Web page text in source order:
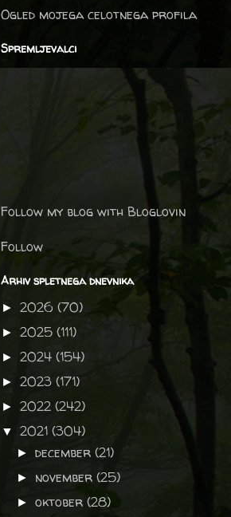
Ogled mojega celotnega profila
Spremljevalci
Follow my blog with Bloglovin
Follow
Arhiv spletnega dnevnika
► 2026 (70)
► 2025 (111)
► 2024 (154)
► 2023 (171)
► 2022 (242)
▼ 2021 (304)
►december(21)
► november(25)
►oktober(28)